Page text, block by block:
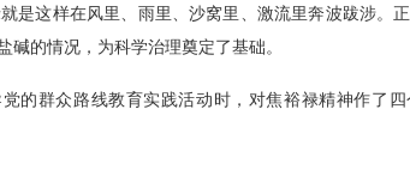
这样在风里、雨里、沙窝里、激流里奔波跋涉。
的情况，为科学治理奠定了基础。
群众路线教育实践活动时，对焦裕禄精神作了四